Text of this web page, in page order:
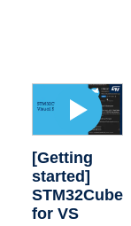
[Getting
started]
STM32Cube
for VS